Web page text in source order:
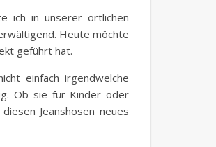
ich in unserer örtlichen
Heute möchte
geführt hat.
einfach irgendwelche
Ob sie für Kinder oder
Jeanshosen neues